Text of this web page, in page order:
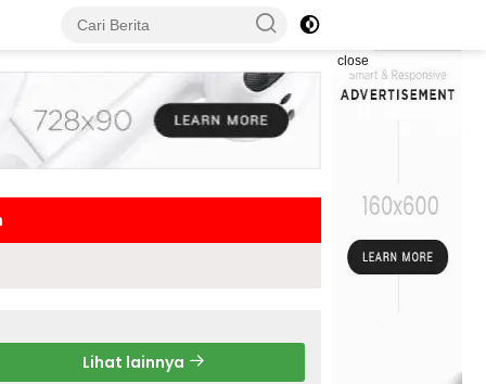
close
Lihat lainnya